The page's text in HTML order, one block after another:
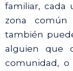
familiar, cada
zona
también
alguien que
comunidad,